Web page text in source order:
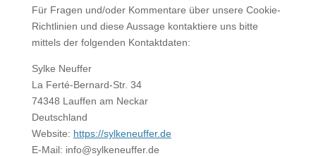
Für Fragen und/oder Kommentare über unsere Cookie-
Richtlinien und diese Aussage kontaktiere uns bitte
mittels der folgenden Kontaktdaten:
Sylke Neuffer
La Ferté-Bernard-Str. 34
74348 Lauffen am Neckar
Deutschland
Website: https://sylkeneuffer.de
E-Mail: info@sylkeneuffer.de